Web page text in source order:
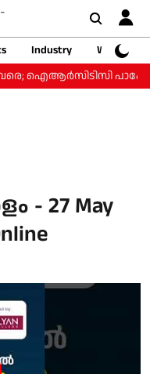
Industry
Web
ഐആര്‍സിടിസി
- 27 May